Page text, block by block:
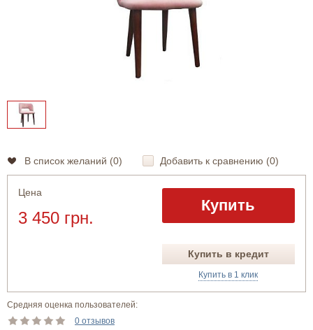
В список желаний (0) Добавить к сравнению (0)
Цена
3 450 грн.
Купить
Купить в кредит
Купить в 1 клик
Средняя оценка пользователей:
0 отзывов